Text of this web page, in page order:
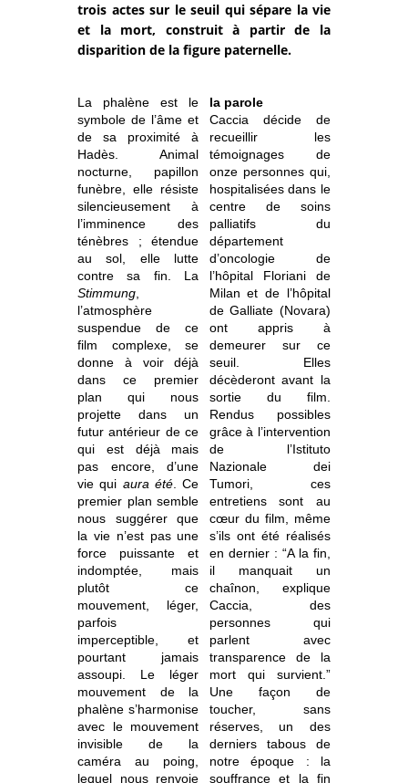
trois actes sur le seuil qui sépare la vie
et la mort, construit à partir de la
disparition de la figure paternelle.
La phalène est le
symbole de l’âme et
de sa proximité à
Hadès. Animal
nocturne, papillon
funèbre, elle résiste
silencieusement à
l’imminence des
ténèbres ; étendue
au sol, elle lutte
contre sa fin. La
Stimmung,
l’atmosphère
suspendue de ce
film complexe, se
donne à voir déjà
dans ce premier
plan qui nous
projette dans un
futur antérieur de ce
qui est déjà mais
pas encore, d’une
vie qui aura été. Ce
premier plan semble
nous suggérer que
la vie n’est pas une
force puissante et
indomptée, mais
plutôt ce
mouvement, léger,
parfois
imperceptible, et
pourtant jamais
assoupi. Le léger
mouvement de la
phalène s’harmonise
avec le mouvement
invisible de la
caméra au poing,
lequel nous renvoie
la parole
Caccia décide de
recueillir les
témoignages de
onze personnes qui,
hospitalisées dans le
centre de soins
palliatifs du
département
d’oncologie de
l’hôpital
Floriani de
Milan et de l’hôpital
de Galliate (Novara)
ont appris à
demeurer sur ce
seuil. Elles
décèderont avant la
sortie du film.
Rendus possibles
grâce à l’intervention
de l’Istituto
Nazionale dei
Tumori, ces
entretiens sont au
cœur du film, même
s’ils ont été réalisés
en dernier : “A la fin,
il manquait un
chaînon, explique
Caccia, des
personnes qui
parlent avec
transparence de la
mort qui survient.”
Une façon de
toucher, sans
réserves, un des
derniers tabous de
notre époque : la
souffrance et la fin